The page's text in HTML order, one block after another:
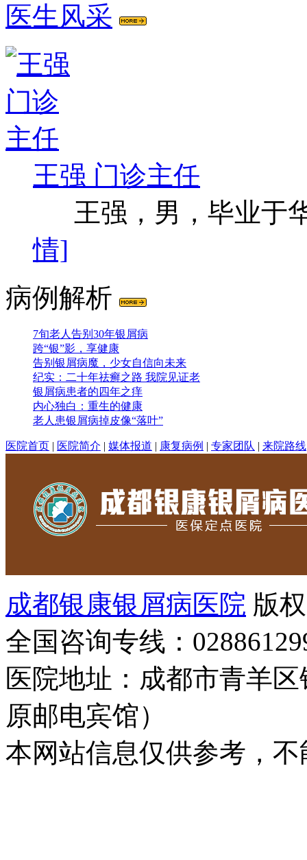
医生风采
王强 门诊主任
王强，男，毕业于
情]
病例解析
7旬老人告别30年银屑病
跨“银”影，享健康
告别银屑病魔，少女自信向未来
纪实：二十年祛癣之路 我院见证老
银屑病患者的四年之痒
内心独白：重生的健康
老人患银屑病掉皮像“落叶”
医院首页 | 医院简介 | 媒体报道 | 康复病例 | 专家团队 | 来院路线
成都银康银屑病医院 版
全国咨询专线：
医院地址：成都市青羊
原邮电宾馆）
本网站信息仅供参考，